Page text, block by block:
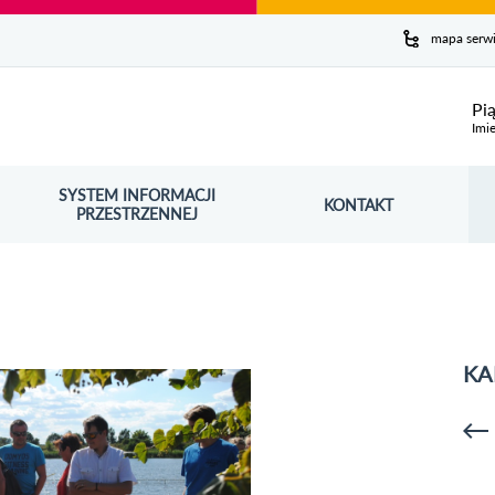
mapa
SYSTEM INFORMACJI
PRZESTRZENNEJ
OTWORZY SIĘ W NOWYM OKNIE KONTAKT